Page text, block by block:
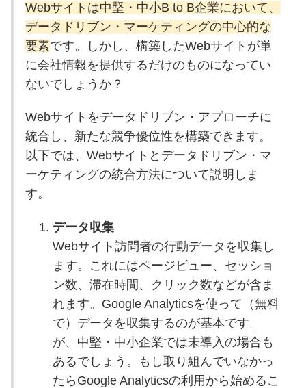
Webサイトは中堅・中小B to B企業において、
データドリブン・マーケティングの中心的な
要素です。しかし、構築したWebサイトが単
に会社情報を提供するだけのものになってい
ないでしょうか？
Webサイトをデータドリブン・アプローチに
統合し、新たな競争優位性を構築できます。
以下では、Webサイトとデータドリブン・マ
ーケティングの統合方法について説明しま
す。
データ収集
Webサイト訪問者の行動データを収集し
ます。これにはページビュー、セッショ
ン数、滞在時間、クリック数などが含ま
れます。Google Analyticsを使って（無料
で）データを収集するのが基本です。
が、中堅・中小企業では未導入の場合も
あるでしょう。もし取り組んでいなかっ
たらGoogle Analyticsの利用から始めるこ